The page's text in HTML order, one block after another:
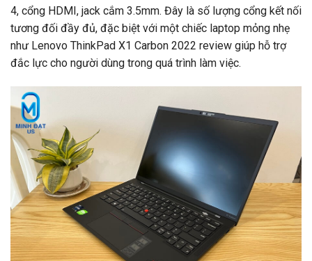
4, cổng HDMI, jack cắm 3.5mm. Đây là số lượng cổng kết nối
tương đối đầy đủ, đặc biệt với một chiếc laptop mỏng nhẹ
như Lenovo ThinkPad X1 Carbon 2022 review giúp hỗ trợ
đắc lực cho người dùng trong quá trình làm việc.